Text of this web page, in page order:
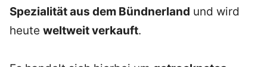
Spezialität aus dem Bündnerland und wird
heute weltweit verkauft.